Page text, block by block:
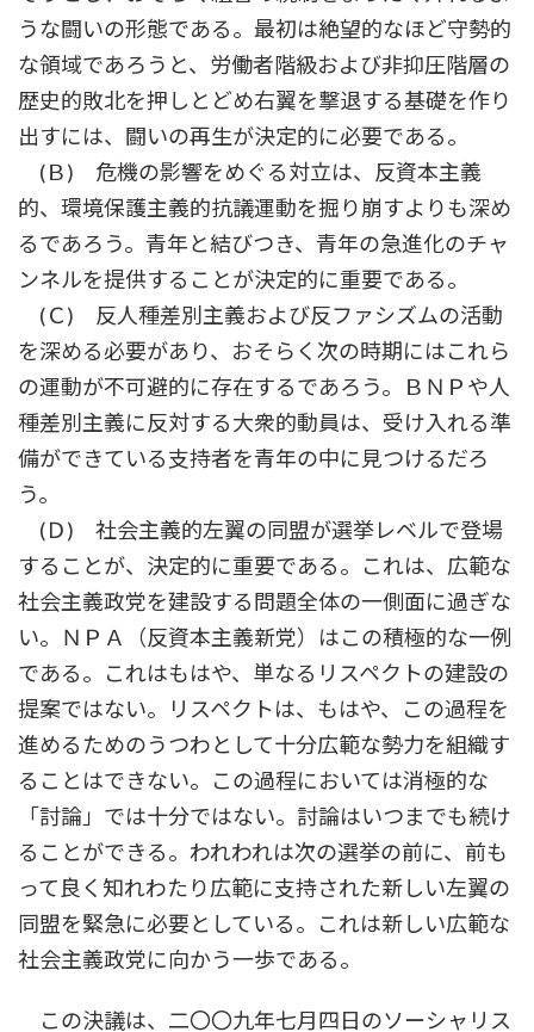
うな闘いの形態である。最初は絶望的なほど守勢的
な領域であろうと、労働者階級および非抑圧階層の
歴史的敗北を押しとどめ右翼を撃退する基礎を作り
出すには、闘いの再生が決定的に必要である。
(Ｂ) 危機の影響をめぐる対立は、反資本主義
的、環境保護主義的抗議運動を掘り崩すよりも深め
るであろう。青年と結びつき、青年の急進化のチャ
ンネルを提供することが決定的に重要である。
(Ｃ) 反人種差別主義および反ファシズムの活動
を深める必要があり、おそらく次の時期にはこれら
の運動が不可避的に存在するであろう。ＢＮＰや人
種差別主義に反対する大衆的動員は、受け入れる準
備ができている支持者を青年の中に見つけるだろ
う。
(Ｄ) 社会主義的左翼の同盟が選挙レベルで登場
することが、決定的に重要である。これは、広範な
社会主義政党を建設する問題全体の一側面に過ぎな
い。ＮＰＡ（反資本主義新党）はこの積極的な一例
である。これはもはや、単なるリスペクトの建設の
提案ではない。リスペクトは、もはや、この過程を
進めるためのうつわとして十分広範な勢力を組織す
ることはできない。この過程においては消極的な
「討論」では十分ではない。討論はいつまでも続け
ることができる。われわれは次の選挙の前に、前も
って良く知れわたり広範に支持された新しい左翼の
同盟を緊急に必要としている。これは新しい広範な
社会主義政党に向かう一歩である。
この決議は、二〇〇九年七月四日のソーシャリス